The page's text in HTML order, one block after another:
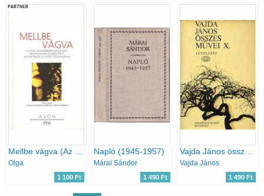
PARTNER
Olga
1 100 Ft
Napló (1945-1957)
Márai Sándor
1 490 Ft
Vajda János összes művei X: Levelezés
Vajda János
1 490 Ft